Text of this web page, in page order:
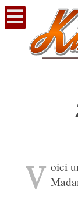
Voir
contenu
V oici